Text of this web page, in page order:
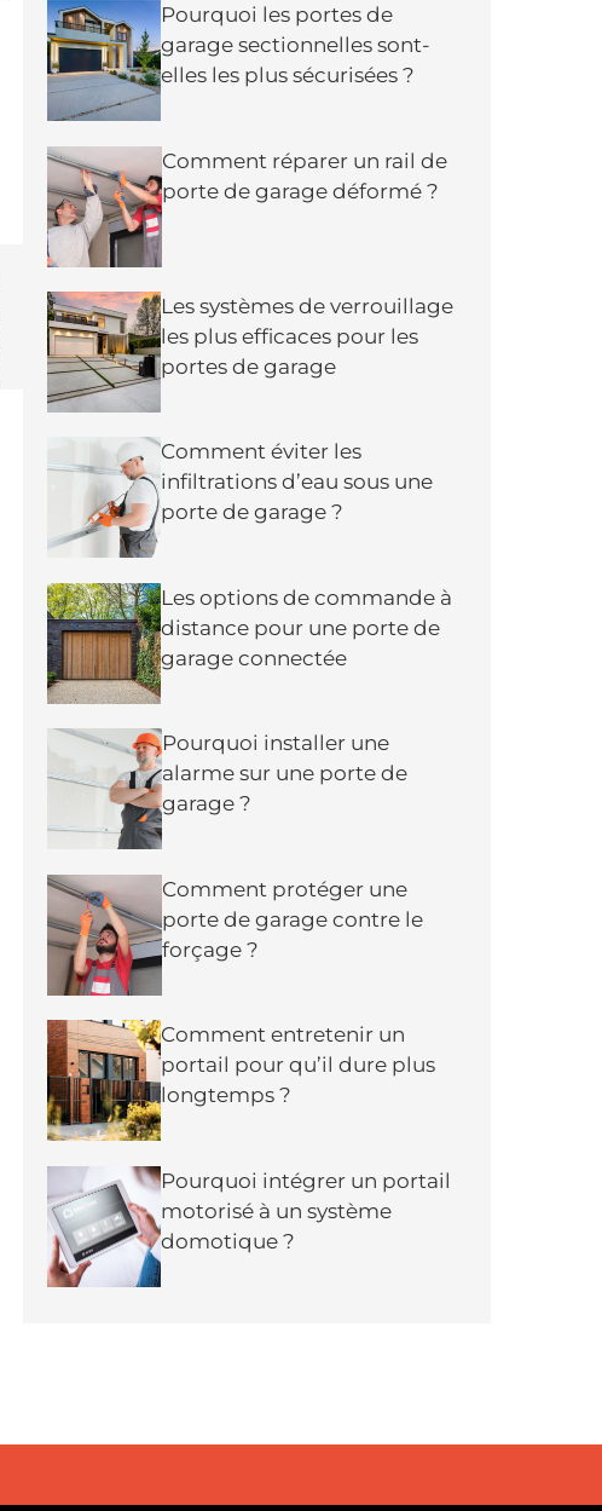
Pourquoi les portes de
garage sectionnelles sont-
elles les plus sécurisées ?
Comment réparer un rail de
porte de garage déformé ?
Les systèmes de verrouillage
les plus efficaces pour les
portes de garage
Comment éviter les
infiltrations d’eau sous une
porte de garage ?
Les options de commande à
distance pour une porte de
garage connectée
Pourquoi installer une
alarme sur une porte de
garage ?
Comment protéger une
porte de garage contre le
forçage ?
Comment entretenir un
portail pour qu’il dure plus
longtemps ?
Pourquoi intégrer un portail
motorisé à un système
domotique ?